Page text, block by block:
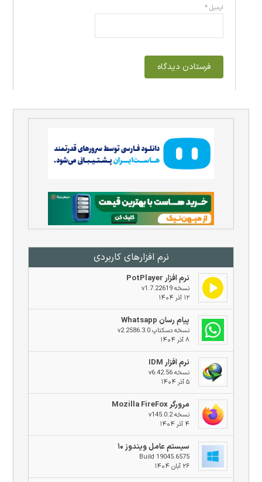
نرم افزار‌های کاربردی
نرم افزار PotPlayer
نسخه v1.7.22619
۱۲ آذر ۱۴۰۴
پیام رسان Whatsapp
نسخه دسکتاپ v2.2586.3.0
۸ آذر ۱۴۰۴
نرم افزار IDM
نسخه v6.42.56
۵ آذر ۱۴۰۴
مرورگر Mozilla FireFox
نسخه v145.0.2
۴ آذر ۱۴۰۴
سیستم عامل ویندوز ۱۰
Build 19045.6575
۲۶ آبان ۱۴۰۴
ایمیل*